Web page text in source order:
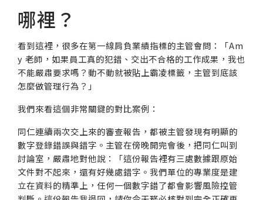
哪裡？
看到這裡，很多在第一線肩負業績指標的主管會問：「Am
y 老師，如果員工真的犯錯、交出不合格的工作成果，我也
不能嚴肅要求嗎？動不動就被貼上霸凌標籤，主管到底該
怎麼做管理行為？」
我們來看這個非常關鍵的對比案例：
同仁連續兩次交上來的審查報告，都被主管發現有明顯的
數字登錄錯誤與錯字。主管在傍晚開完會後，把同仁叫到
討論室，嚴肅地對他說：「這份報告裡有三處數據跟原始
文件對不起來，還有好幾處錯字。我們單位的專業度是建
立在資料的精準上，任何一個數字錯了都會影響風險控管